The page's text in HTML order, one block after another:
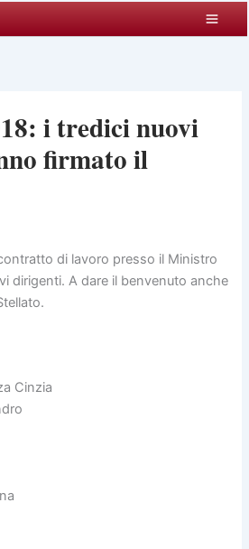
i tredici nuovi
firmato il
di lavoro presso il Ministro
dirigenti. A dare il benvenuto anche
Cinzia